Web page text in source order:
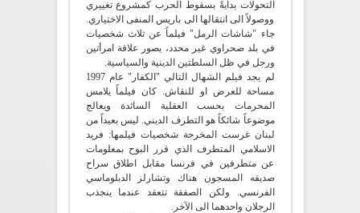
التحولات بدايةً بسقوط الحرب كمشروع تغييري
ووصولاً الى انتقالها الى باريس المنفى الاختياري.
جاء "شاشات الرمل" فيلماً عن ثلاث شخصيات
في بلد صحراوي غير محدد، يصور علاقة امرأتين
ورجل في ظل السلطتين الدينية والسياسية.
لم يجد فيلم الشهال التالي "الكفار" عام 1997
مساحة للعرض او للنقاش. كان فيلماً يلامس
المحرمات بحسب العقلية السائدة ويعالج
موضوعاً شائكاً هو التطرف الديني. ليس بعيداً من
لبنان غرست المخرجة شخصيات فيلمها: فريد
الاسلامي المتطرف الذي قرر البوح بمعلومات
عن متطرفين في فرنسا مقابل اطلاق سراح
صديقه المسجون هناك وتشارلز الدبلوماسي
الفرنسي. ولكن الصفقة تتعقد عندما ينجذب
الرجلان واحدهما الى الآخر.